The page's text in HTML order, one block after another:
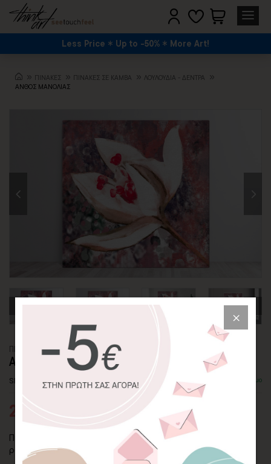
Less Price Up to -50% More Art!
ΠΙΝΑΚΕΣ ΠΙΝΑΚΕΣ ΣΕ ΚΑΜΒΑ
ΛΟΥΛΟΎΔΙΑ - ΔΈΝΤΡΑ
ΑΝΘΟΣ ΜΑΝΟΛΙΑΣ
ΠΙΝΑΚΑΣ ΚΑΜΒΑΣ
ΑΝΘΟΣ ΜΑΝΟΛΙΑΣ
SKU: CVPS-261-SQ Διαθέσιμο
25,03€
Πίνακας σε καμβά σε ρομαντικό στυλ με άνθος μανόλιας σε
ροζ φόντο.